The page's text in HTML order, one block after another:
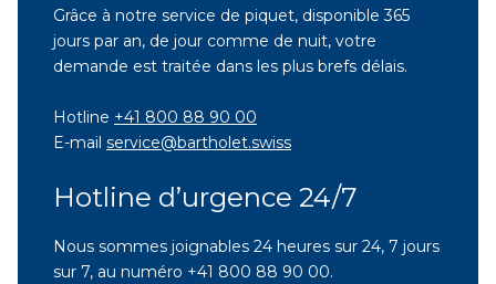
Grâce à notre service de piquet, disponible 365
jours par an, de jour comme de nuit, votre
demande est traitée dans les plus brefs délais.
Hotline +41 800 88 90 00
E-mail service@bartholet.swiss
Hotline d’urgence 24/7
Nous sommes joignables 24 heures sur 24, 7 jours
sur 7, au numéro +41 800 88 90 00.